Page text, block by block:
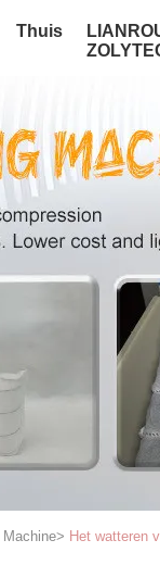
Thuis
Machine> Het watteren